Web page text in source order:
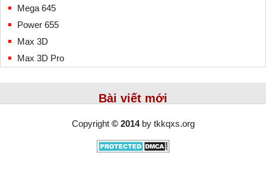
Mega 645
Power 655
Max 3D
Max 3D Pro
Bài viết mới
Copyright © 2014by tkkqxs.org